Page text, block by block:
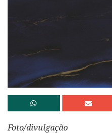
Foto/divulgação